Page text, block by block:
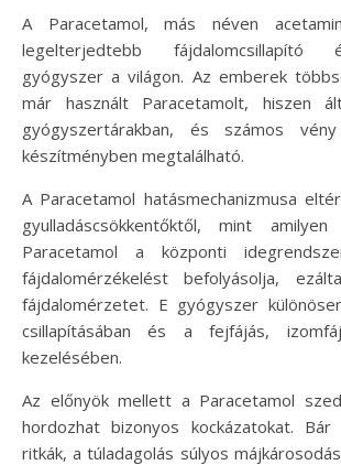
A Paracetamol, más néven
legelterjedtebb fájdalomcsillapító
gyógyszer a világon. Az emberek
már használt Paracetamolt, hiszen
gyógyszertárakban, és számos
készítményben megtalálható.
A Paracetamol hatásmechanizmusa
gyulladáscsökkentőktől, mint
Paracetamol a központi
fájdalomérzékelést befolyásolja,
fájdalomérzetet. E gyógyszer
csillapításában és a fejfájás,
kezelésében.
Az előnyök mellett a Paracetamol
hordozhat bizonyos kockázatokat. Bár
ritkák, a túladagolás súlyos